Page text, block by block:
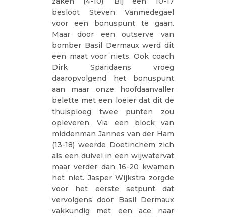
besloot Steven Vanmedegael
voor een bonuspunt te gaan.
Maar door een outserve van
bomber Basil Dermaux werd dit
een maat voor niets. Ook coach
Dirk Sparidaens vroeg
daaropvolgend het bonuspunt
aan maar onze hoofdaanvaller
belette met een loeier dat dit de
thuisploeg twee punten zou
opleveren. Via een block van
middenman Jannes van der Ham
(13-18) weerde Doetinchem zich
als een duivel in een wijwatervat
maar verder dan 16-20 kwamen
het niet. Jasper Wijkstra zorgde
voor het eerste setpunt dat
vervolgens door Basil Dermaux
vakkundig met een ace naar